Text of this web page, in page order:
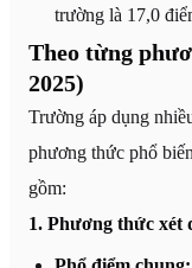
trường là 17,0
Theo từng
2025)
Trường áp dụng
phương thức phổ
gồm:
1. Phương thức xét